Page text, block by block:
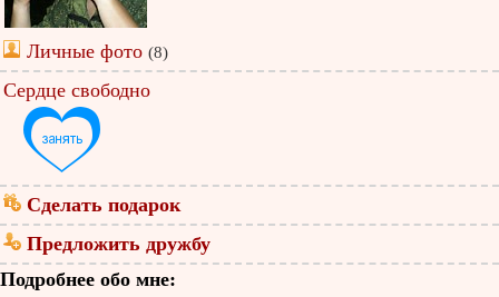
Личные фото (8)
Сердце свободно
Сделать подарок
Предложить дружбу
Подробнее обо мне: